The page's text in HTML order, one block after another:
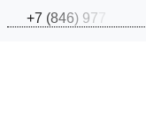
+7 (846) 977